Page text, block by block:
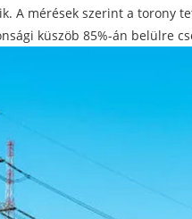
A mérések szerint a torony
küszöb 85%-án belülre